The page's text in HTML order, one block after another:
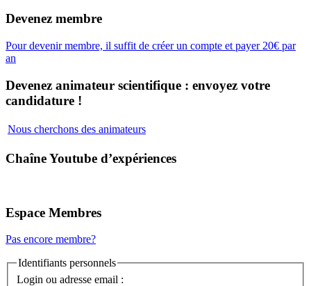
Devenez membre
Pour devenir membre, il suffit de créer un compte et payer 20€ par
an
Devenez animateur scientifique : envoyez votre
candidature !
Nous cherchons des animateurs
Chaîne Youtube d’expériences
Espace Membres
Pas encore membre?
Identifiants personnels
Login ou adresse email :